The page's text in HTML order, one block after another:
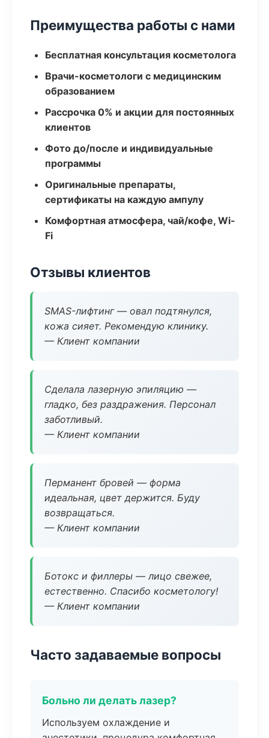
Преимущества работы с нами
Бесплатная консультация косметолога
Врачи-косметологи с медицинским
образованием
Рассрочка 0% и акции для постоянных
клиентов
Фото до/после и индивидуальные
программы
Оригинальные препараты,
сертификаты на каждую ампулу
Комфортная атмосфера, чай/кофе, Wi-
Fi
Отзывы клиентов
SMAS-лифтинг — овал подтянулся,
кожа сияет. Рекомендую клинику.
— Клиент компании
Сделала лазерную эпиляцию —
гладко, без раздражения. Персонал
заботливый.
— Клиент компании
Перманент бровей — форма
идеальная, цвет держится. Буду
возвращаться.
— Клиент компании
Ботокс и филлеры — лицо свежее,
естественно. Спасибо косметологу!
— Клиент компании
Часто задаваемые вопросы
Больно ли делать лазер?
Используем охлаждение и